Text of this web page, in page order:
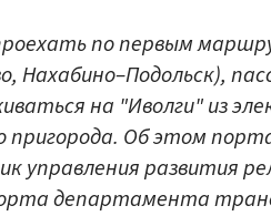
по первым
Нахабино–Подольск),
на "Иволги" из
пригорода. Об этом
управления развития
департамента